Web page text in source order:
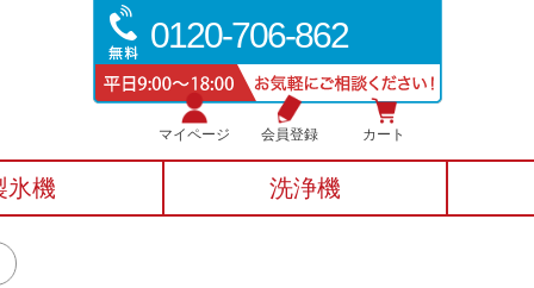
0120-706-862
マイページ 会員登録 カート
氷機 洗浄機